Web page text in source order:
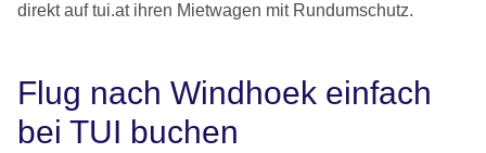
direkt auf tui.at ihren Mietwagen mit Rundumschutz.
Flug nach Windhoek einfach
bei TUI buchen